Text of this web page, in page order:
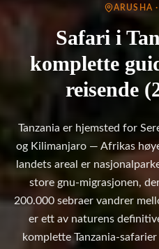
ARUSHA
Safari i
komplette
reisende
Tanzania er hjemsted for
og Kilimanjaro — Afrikas
landets areal er
store gnu-migrasjonen,
200.000 sebraer vandrer
er ett av naturens
komplette Tanzania-